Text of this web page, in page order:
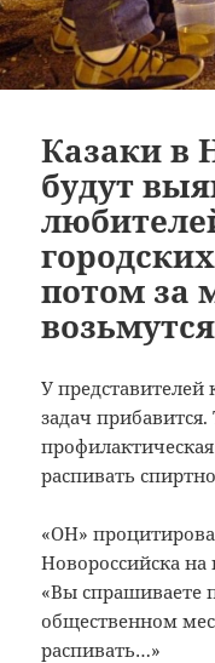
Казаки в
будут
потом за
У представителей
задач
распивать
«ОН»
Новороссийска
«Вы спрашиваете
общественном
распивать…»